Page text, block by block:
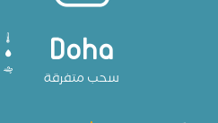
Doha
سحب متفرقة